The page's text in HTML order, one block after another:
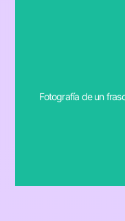
Fotografía de un
prompt: